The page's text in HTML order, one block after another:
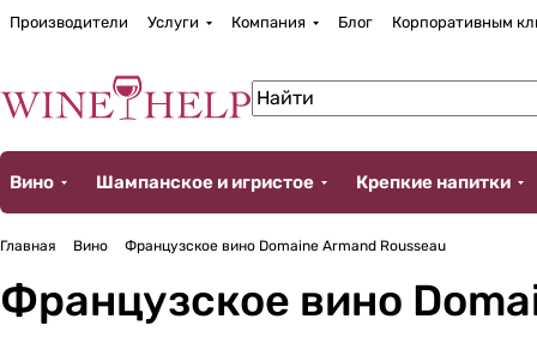
Производители Услуги Компания Блог Корпоративным
Вино Шампанское и игристое Крепкие напитки
Главная Вино Французское вино Domaine Armand Rousseau
Французское вино